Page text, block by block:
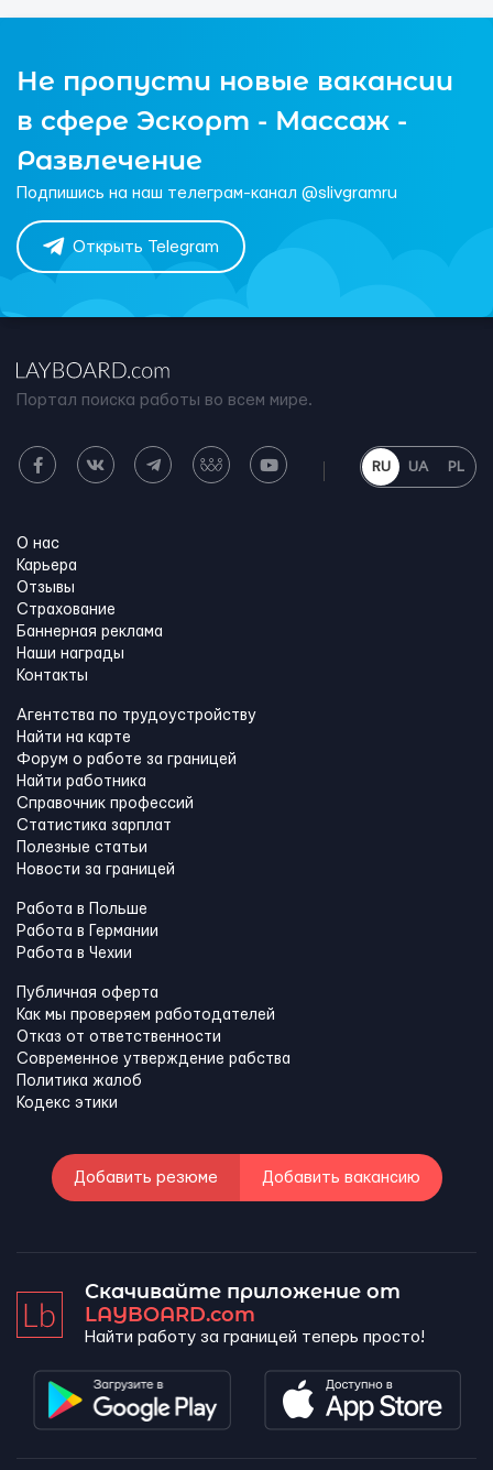
Не пропусти новые вакансии
в сфере Эскорт - Массаж -
Развлечение
Подпишись на наш телеграм-канал @slivgramru
Открыть Telegram
Портал поиска работы во всем мире.
RU UA PL
О нас
Карьера
Отзывы
Страхование
Баннерная реклама
Наши награды
Контакты
Агентства по трудоустройству
Найти на карте
Форум о работе за границей
Найти работника
Справочник профессий
Статистика зарплат
Полезные статьи
Новости за границей
Работа в Польше
Работа в Германии
Работа в Чехии
Публичная оферта
Как мы проверяем работодателей
Отказ от ответственности
Современное утверждение рабства
Политика жалоб
Кодекс этики
Добавить резюме Добавить вакансию
Скачивайте приложение от
LAYBOARD.com
Найти работу за границей теперь просто!